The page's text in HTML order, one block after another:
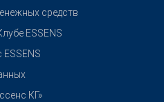
средств
ESSENS
КГ»